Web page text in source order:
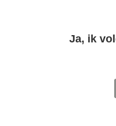
Ja, ik